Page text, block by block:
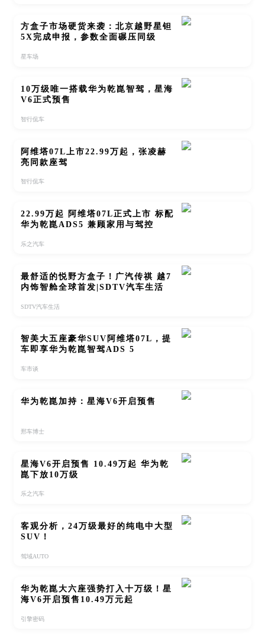
方盒子市场硬货来袭：北京越野星钽
5X完成申报，参数全面碾压同级
星车场
10万级唯一搭载华为乾崑智驾，星海
V6正式预售
智行侃车
阿维塔07L上市22.99万起，张凌赫
亮同款座驾
智行侃车
22.99万起 阿维塔07L正式上市 标配
华为乾崑ADS5 兼顾家用与驾控
乐之汽车
最舒适的悦野方盒子！广汽传祺 越7
内饰智舱全球首发|SDTV汽车生活
SDTV汽车生活
智美大五座豪华SUV阿维塔07L，提
车即享华为乾崑智驾ADS 5
车市谈
华为乾崑加持：星海V6开启预售
邢车博士
星海V6开启预售 10.49万起 华为乾
崑下放10万级
乐之汽车
客观分析，24万级最好的纯电中大型
SUV！
驾域AUTO
华为乾崑大六座强势打入十万级！星
海V6开启预售10.49万元起
引擎密码